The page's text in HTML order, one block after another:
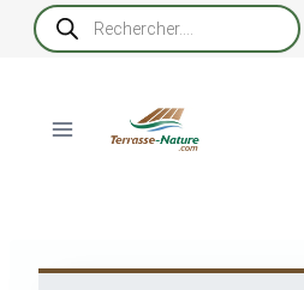
Recherche
de
produits